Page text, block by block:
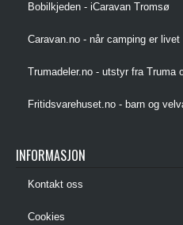
Bobilkjeden - iCaravan Tromsø
Caravan.no - når camping er livet
Trumadeler.no - utstyr fra Truma
Fritidsvarehuset.no - barn og
INFORMASJON
Kontakt oss
Cookies